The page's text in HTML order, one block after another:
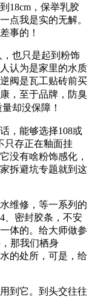
18cm，保举乳胶
点我是实的无解。
事的！
也只是起到粉饰
认为是家里的水质
阀是瓦工贴砖前买
，至于品牌，防臭
却没保障！
，能够选择108或
只存正在釉面挂
没有啥粉饰感化，
拆避坑专题就到这
维修，等一系列的
、密封胶条，不安
体的。给大师做参
那我们栖身
的处所，可是，给
到它。到头交往往